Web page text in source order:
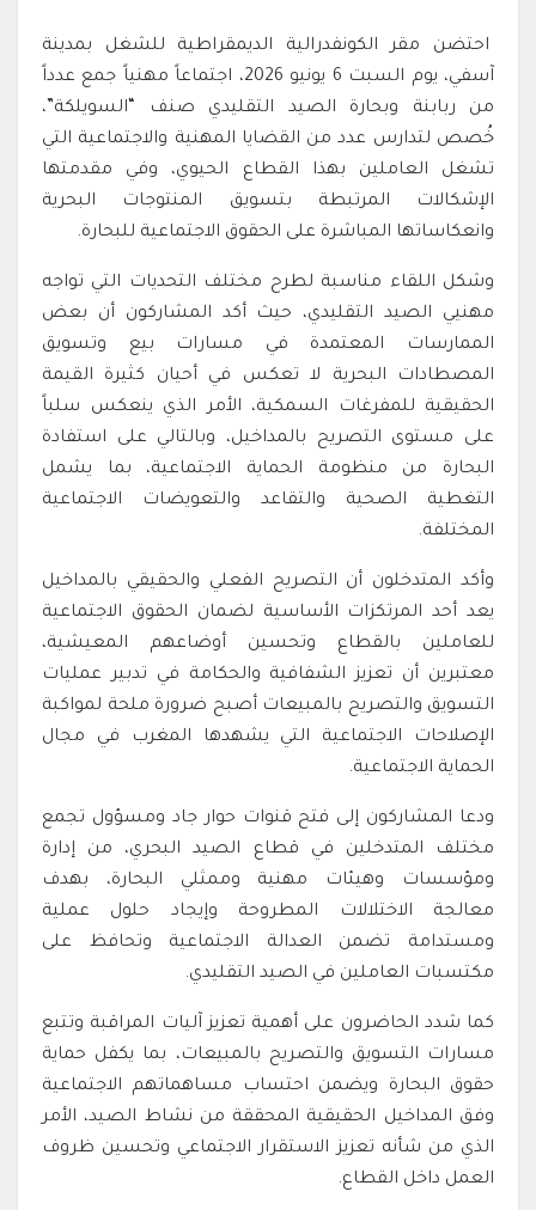
احتضن مقر الكونفدرالية الديمقراطية للشغل بمدينة
آسفي، يوم السبت 6 يونيو 2026، اجتماعاً مهنياً جمع عدداً
من ربابنة وبحارة الصيد التقليدي صنف “السويلكة”،
خُصص لتدارس عدد من القضايا المهنية والاجتماعية التي
تشغل العاملين بهذا القطاع الحيوي، وفي مقدمتها
الإشكالات المرتبطة بتسويق المنتوجات البحرية
وانعكاساتها المباشرة على الحقوق الاجتماعية للبحارة.
وشكل اللقاء مناسبة لطرح مختلف التحديات التي تواجه
مهنيي الصيد التقليدي، حيث أكد المشاركون أن بعض
الممارسات المعتمدة في مسارات بيع وتسويق
المصطادات البحرية لا تعكس في أحيان كثيرة القيمة
الحقيقية للمفرغات السمكية، الأمر الذي ينعكس سلباً
على مستوى التصريح بالمداخيل، وبالتالي على استفادة
البحارة من منظومة الحماية الاجتماعية، بما يشمل
التغطية الصحية والتقاعد والتعويضات الاجتماعية
المختلفة.
وأكد المتدخلون أن التصريح الفعلي والحقيقي بالمداخيل
يعد أحد المرتكزات الأساسية لضمان الحقوق الاجتماعية
للعاملين بالقطاع وتحسين أوضاعهم المعيشية،
معتبرين أن تعزيز الشفافية والحكامة في تدبير عمليات
التسويق والتصريح بالمبيعات أصبح ضرورة ملحة لمواكبة
الإصلاحات الاجتماعية التي يشهدها المغرب في مجال
الحماية الاجتماعية.
ودعا المشاركون إلى فتح قنوات حوار جاد ومسؤول تجمع
مختلف المتدخلين في قطاع الصيد البحري، من إدارة
ومؤسسات وهيئات مهنية وممثلي البحارة، بهدف
معالجة الاختلالات المطروحة وإيجاد حلول عملية
ومستدامة تضمن العدالة الاجتماعية وتحافظ على
مكتسبات العاملين في الصيد التقليدي.
كما شدد الحاضرون على أهمية تعزيز آليات المراقبة وتتبع
مسارات التسويق والتصريح بالمبيعات، بما يكفل حماية
حقوق البحارة ويضمن احتساب مساهماتهم الاجتماعية
وفق المداخيل الحقيقية المحققة من نشاط الصيد، الأمر
الذي من شأنه تعزيز الاستقرار الاجتماعي وتحسين ظروف
العمل داخل القطاع.